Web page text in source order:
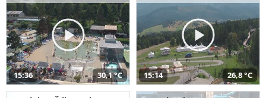
15:36 30,1 °C 15:14 26,8 °C